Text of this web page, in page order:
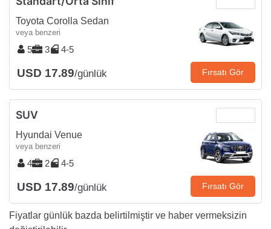
Toyota Corolla Sedan
veya benzeri
5 3 4-5
USD 17.89/günlük Fırsatı Gör
SUV
Hyundai Venue
veya benzeri
4 2 4-5
USD 17.89/günlük Fırsatı Gör
Fiyatlar günlük bazda belirtilmiştir ve haber vermeksizin